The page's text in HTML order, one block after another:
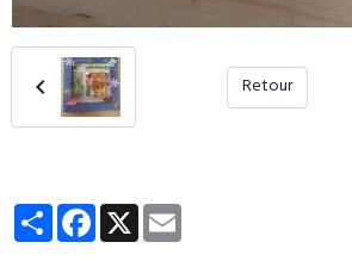
Retour
PartagerFacebook
X